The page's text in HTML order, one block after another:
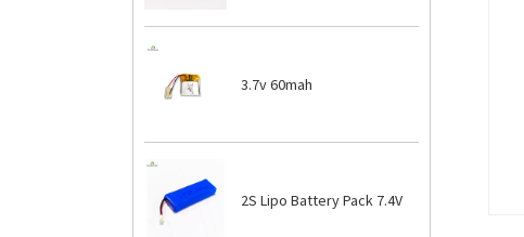
3.7v 60mah
2S Lipo Battery Pack 7.4V